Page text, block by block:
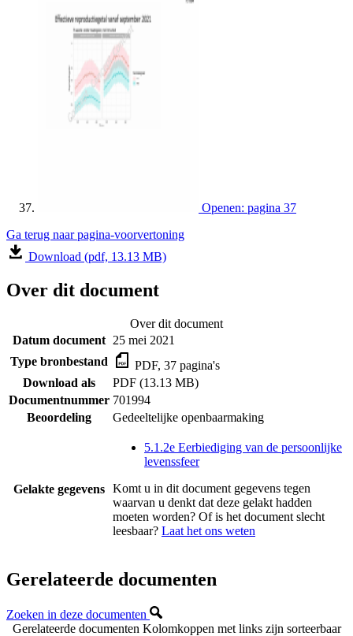
Openen: pagina 37
Ga terug naar pagina-voorvertoning
Download (pdf, 13.13 MB)
Over dit document
Over dit document
Datum document 25 mei 2021
Type bronbestand
PDF, 37 pagina's
Download als
PDF (13.13 MB)
Documentnummer 701994
Beoordeling
Gedeeltelijke openbaarmaking
Gelakte gegevens
5.1.2e Eerbiediging van de persoonlijke
levenssfeer
Komt u in dit document gegevens tegen
waarvan u denkt dat deze gelakt hadden
moeten worden? Of is het document slecht
leesbaar? Laat het ons weten
Gerelateerde documenten
Zoeken in deze documenten
Gerelateerde documenten Kolomkoppen met links zijn sorteerbaar